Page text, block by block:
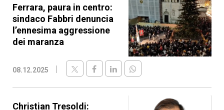
Ferrara, paura in centro:
sindaco Fabbri denuncia
l’ennesima aggressione
dei maranza
08.12.2025
Christian Tresoldi: